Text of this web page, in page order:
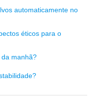
automaticamente no
éticos para o
manhã?